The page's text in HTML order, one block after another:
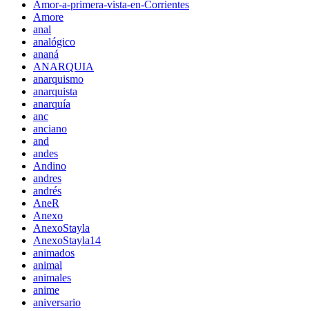
Amor-a-primera-vista-en-Corrientes
Amore
anal
analógico
ananá
ANARQUIA
anarquismo
anarquista
anarquía
anc
anciano
and
andes
Andino
andres
andrés
AneR
Anexo
AnexoStayla
AnexoStayla14
animados
animal
animales
anime
aniversario